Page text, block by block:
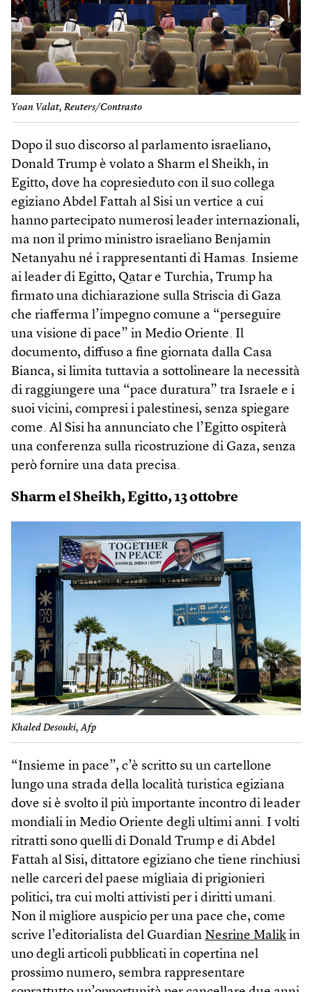
Yoan Valat, Reuters/Contrasto
Dopo il suo discorso al parlamento israeliano,
Donald Trump è volato a Sharm el Sheikh, in
Egitto, dove ha copresieduto con il suo collega
egiziano Abdel Fattah al Sisi un vertice a cui
hanno partecipato numerosi leader internazionali,
ma non il primo ministro israeliano Benjamin
Netanyahu né i rappresentanti di Hamas. Insieme
ai leader di Egitto, Qatar e Turchia, Trump ha
firmato una dichiarazione sulla Striscia di Gaza
che riafferma l’impegno comune a “perseguire
una visione di pace” in Medio Oriente. Il
documento, diffuso a fine giornata dalla Casa
Bianca, si limita tuttavia a sottolineare la necessità
di raggiungere una “pace duratura” tra Israele e i
suoi vicini, compresi i palestinesi, senza spiegare
come. Al Sisi ha annunciato che l’Egitto ospiterà
una conferenza sulla ricostruzione di Gaza, senza
però fornire una data precisa.
Sharm el Sheikh, Egitto, 13 ottobre
Khaled Desouki, Afp
“Insieme in pace”, c’è scritto su un cartellone
lungo una strada della località turistica egiziana
dove si è svolto il più importante incontro di leader
mondiali in Medio Oriente degli ultimi anni. I volti
ritratti sono quelli di Donald Trump e di Abdel
Fattah al Sisi, dittatore egiziano che tiene rinchiusi
nelle carceri del paese migliaia di prigionieri
politici, tra cui molti attivisti per i diritti umani.
Non il migliore auspicio per una pace che, come
scrive l’editorialista del Guardian Nesrine Malik in
uno degli articoli pubblicati in copertina nel
prossimo numero, sembra rappresentare